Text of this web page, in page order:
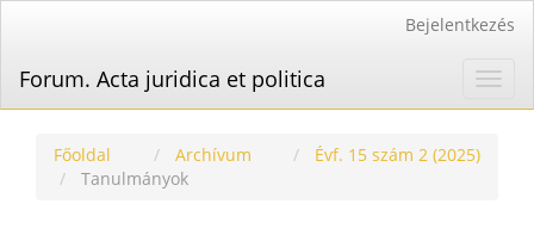
Content
Sidebar
Bejelentkezés
Forum. Acta juridica et politica
Főoldal Archívum
Évf. 15 szám 2 (2025)
Tanulmányok